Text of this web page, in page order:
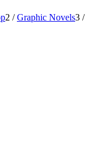
2 / Graphic Novels3 /